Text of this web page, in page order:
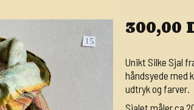
300,00
Unikt Silke Sjal
håndsyede med
udtryk og farver.
Sjalet måler ca